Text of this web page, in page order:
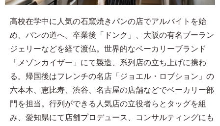
高校在学中に人気の石窯焼きパンの店でアルバイトを始
め、パンの道へ。卒業後「ドンク」、大阪の有名ブーラン
ジェリーなどを経て渡仏。世界的なベーカリーブランド
「メゾンカイザー」にて製造、系列店の立ち上げに携わ
る。帰国後はフレンチの名店「ジョエル・ロブション」の
六本木、恵比寿、渋谷、名古屋の店舗などでベーカリー部
門を担当。行列ができる人気店の立役者らとタッグを組
み、愛知県にて店舗プロデュース、コンサルティングにも